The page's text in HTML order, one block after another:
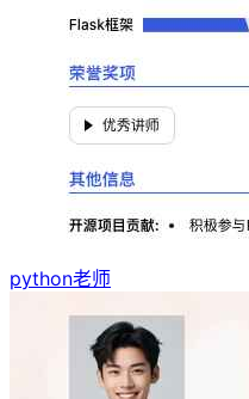
python老师